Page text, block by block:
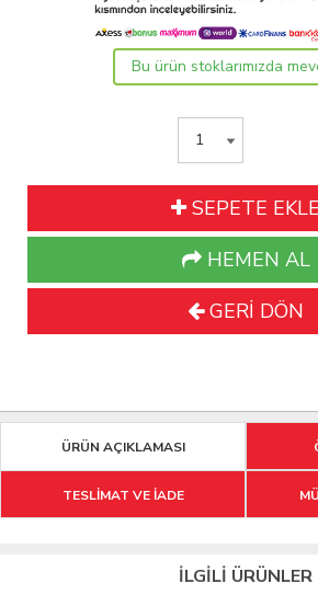
Bu ürün stoklarımızda
SEPETE EKLE
HEMEN AL
GERİ DÖN
ÜRÜN AÇIKLAMASI
TESLİMAT VE İADE
İLGİLİ ÜRÜNLER